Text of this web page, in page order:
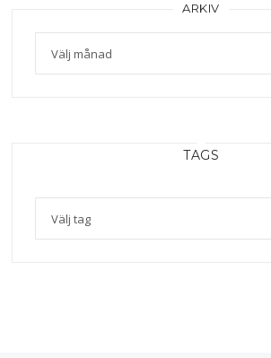
ARKIV
TAGS